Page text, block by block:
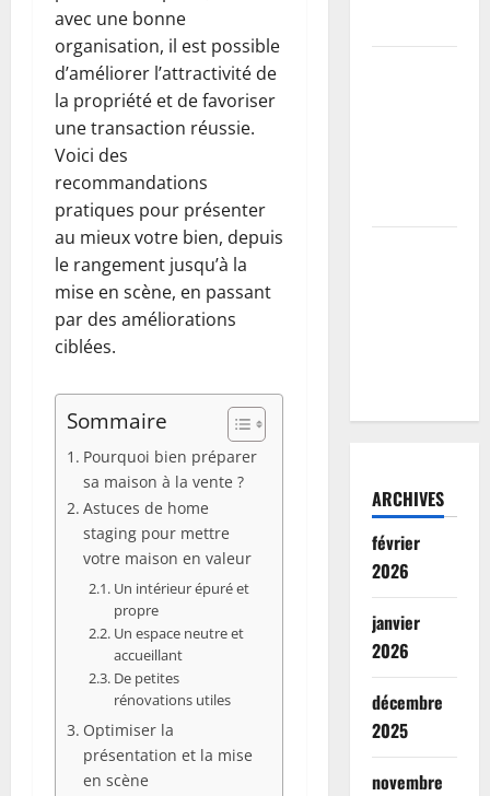
avec une bonne
organisation, il est possible
d’améliorer l’attractivité de
la propriété et de favoriser
une transaction réussie.
Voici des
recommandations
pratiques pour présenter
au mieux votre bien, depuis
le rangement jusqu’à la
mise en scène, en passant
par des améliorations
ciblées.
Sommaire
Pourquoi bien préparer
sa maison à la vente ?
Astuces de home
staging pour mettre
votre maison en valeur
Un intérieur épuré et
propre
Un espace neutre et
accueillant
De petites
rénovations utiles
Optimiser la
présentation et la mise
en scène
ARCHIVES
février
2026
janvier
2026
décembre
2025
novembre